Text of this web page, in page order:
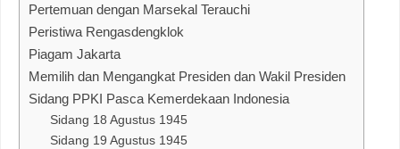
Pertemuan dengan Marsekal Terauchi
Peristiwa Rengasdengklok
Piagam Jakarta
Memilih dan Mengangkat Presiden dan Wakil Presiden
Sidang PPKI Pasca Kemerdekaan Indonesia
Sidang 18 Agustus 1945
Sidang 19 Agustus 1945